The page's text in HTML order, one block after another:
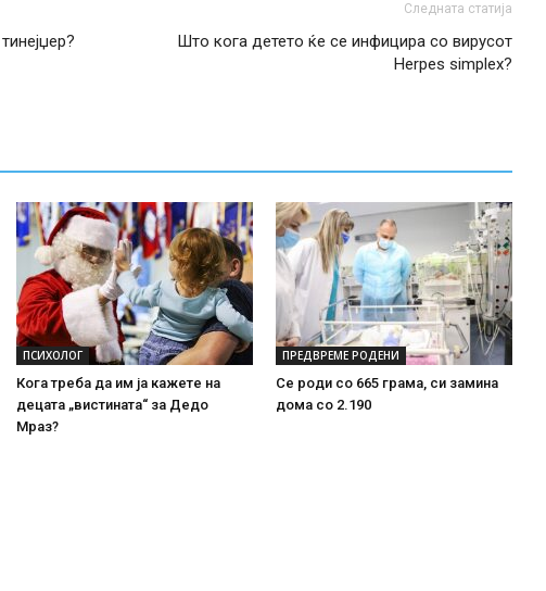
Следната статија
Што кога детето ќе се инфицира со вирусот
Herpes simplex?
ПСИХОЛОГ
Кога треба да им ја кажете на
децата „вистината“ за Дедо
Мраз?
ПРЕДВРЕМЕ РОДЕНИ
Се роди со 665 грама, си замина
дома со 2.190